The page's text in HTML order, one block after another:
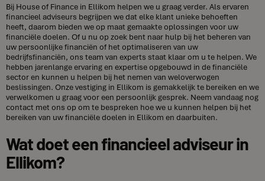
Bij House of Finance in Ellikom helpen we u graag verder. Als ervaren
financieel adviseurs begrijpen we dat elke klant unieke behoeften
heeft, daarom bieden we op maat gemaakte oplossingen voor uw
financiële doelen. Of u nu op zoek bent naar hulp bij het beheren van
uw persoonlijke financiën of het optimaliseren van uw
bedrijfsfinanciën, ons team van experts staat klaar om u te helpen. We
hebben jarenlange ervaring en expertise opgebouwd in de financiële
sector en kunnen u helpen bij het nemen van weloverwogen
beslissingen. Onze vestiging in Ellikom is gemakkelijk te bereiken en we
verwelkomen u graag voor een persoonlijk gesprek. Neem vandaag nog
contact met ons op om te bespreken hoe we u kunnen helpen bij het
bereiken van uw financiële doelen in Ellikom en daarbuiten.
Wat doet een financieel adviseur in
Ellikom?